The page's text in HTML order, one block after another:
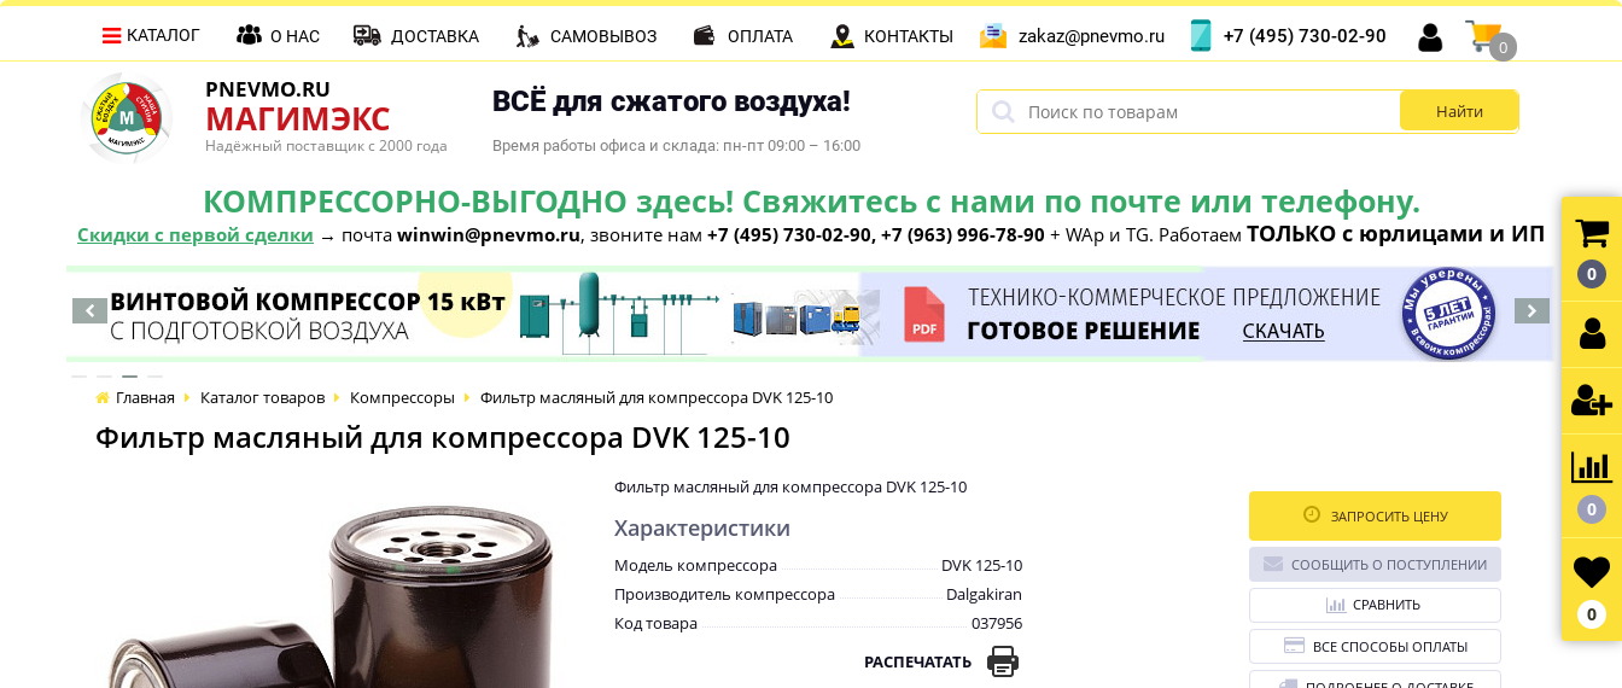
PNEVMO.RU
МАГИМЭКС
Надёжный поставщик с 2000 года
ВСЁ для сжатого воздуха!
Время работы офиса и склада: пн-пт 09:00 – 16:00
КОМПРЕССОРНО-ВЫГОДНО здесь! Свяжитесь с нами по почте или телефону.
Скидки с первой сделки → почта winwin@pnevmo.ru, звоните нам +7 (495) 730-02-90, +7 (963) 996-78-90 + WAp и TG. Работаем ТОЛЬКО с юрлицами и ИП
КАТАЛОГ О НАС ДОСТАВКА САМОВЫВОЗ ОПЛАТА КОНТАКТЫ zakaz@pnevmo.ru +7 (495) 730-02-90
0
Главная Каталог товаров Компрессоры Фильтр масляный для компрессора DVK 125-10
Фильтр масляный для компрессора DVK 125-10
Фильтр масляный для компрессора DVK 125-10
Характеристики
Модель компрессора
DVK 125-10
Производитель компрессора
Dalgakiran
Код товара
037956
РАСПЕЧАТАТЬ
ЗАПРОСИТЬ ЦЕНУ
СООБЩИТЬ О ПОСТУПЛЕНИИ
СРАВНИТЬ
ВСЕ СПОСОБЫ ОПЛАТЫ
0
0
0